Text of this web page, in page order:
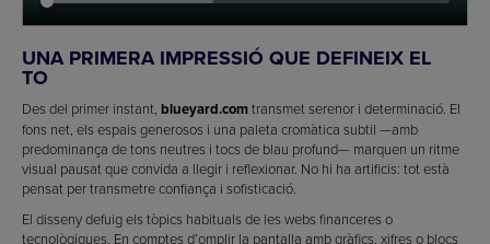
UNA PRIMERA IMPRESSIÓ QUE DEFINEIX EL
TO
Des del primer instant, blueyard.comtransmet serenor i determinació. El
fons net, els espais generosos i una paleta cromàtica subtil —amb
predominança de tons neutres i tocs de blau profund— marquen un ritme
visual pausat que convida a llegir i reflexionar. No hi ha artificis: tot està
pensat per transmetre confiança i sofisticació.
El disseny defuig els tòpics habituals de les webs financeres o
tecnològiques. En comptes d’omplir la pantalla amb gràfics, xifres o blocs